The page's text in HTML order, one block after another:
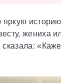
яркую